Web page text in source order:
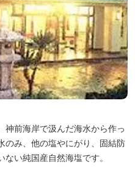
神前海岸で汲んだ海水から作っ
のみ、他の塩やにがり、固結防
い純国産自然海塩です。